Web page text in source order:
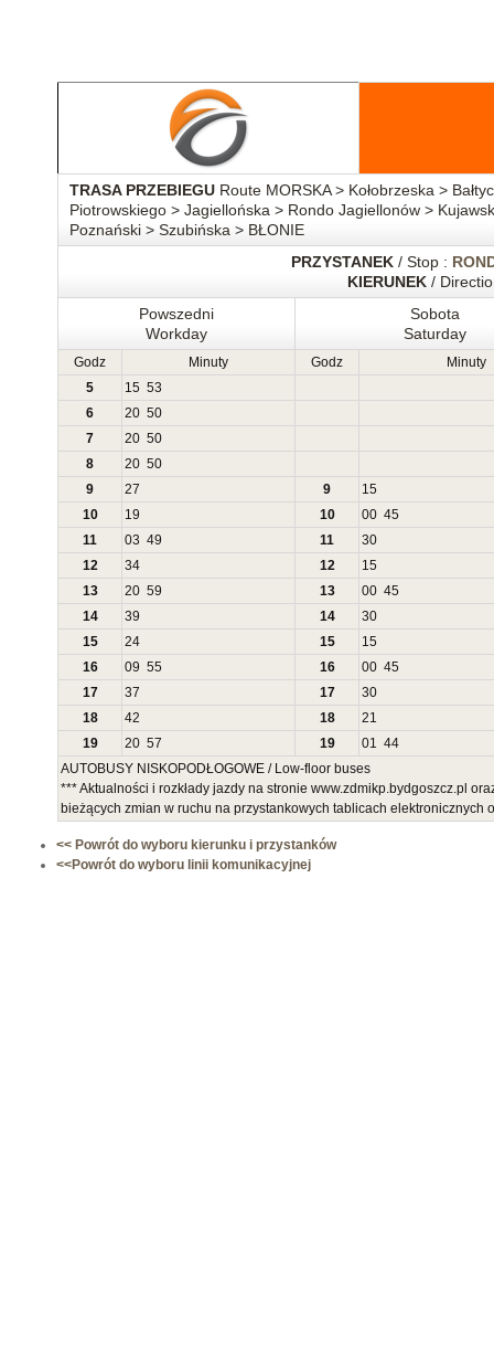
TRASA PRZEBIEGU Route MORSKA > Kołobrzeska >
Piotrowskiego > Jagiellońska > Rondo Jagiellonów >
Poznański > Szubińska > BŁONIE
PRZYSTANEK/ Stop :
KIERUNEK /
Powszedni
Workday
Sobota
Saturday
Godz Minuty Godz
Minuty
5
15 53
6
20 50
7
20 50
8
20 50
9
27 9
15
10
19 10 00 45
11
03 49 11
30
12
34 12
15
13
20 59 13 00 45
14
39 14
30
15
24 15
15
16
09 55 16 00 45
17
37 17
30
18
42 18
21
19
20 57 19 01 44
AUTOBUSY NISKOPODŁOGOWE / Low-floor buses
*** Aktualności i rozkłady jazdy na stronie www.zdmikp.bydgoszcz.pl
bieżących zmian w ruchu na przystankowych tablicach elektronicznych
<< Powrót do wyboru kierunku i przystanków
<<Powrót do wyboru linii komunikacyjnej